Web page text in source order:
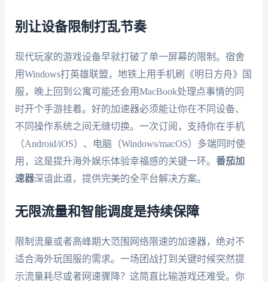
别让设备限制打乱节奏
现代玩家的游戏设备早就打破了单一屏幕的限制。宿舍
用Windows打英雄联盟，地铁上用手机刷《明日方舟》国
服，晚上回到公寓可能还会用MacBook处理点事情的同
时开个手游挂着。好的加速器必须能让你在不同设备、
不同操作系统之间无缝切换。一次订阅，支持你在手机
（Android/iOS）、电脑（Windows/macOS）多端同时使
用，这是提升海外娱乐体验幸福感的关键一环。 番茄加
速器深谙此道，提供完美的全平台解决方案。
无限流量和智能调度是持续保障
限制流量或者高峰期大范围网络限速的加速器，绝对不
适合海外玩国服的需求。一场团战打到关键时候突然提
示流量耗尽或者网速骤降？这简直比输游戏还难受。你